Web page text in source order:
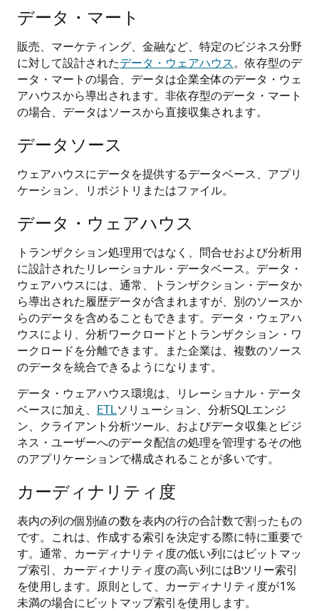
データ・マート
販売、マーケティング、金融など、特定のビジネス分野
に対して設計されたデータ・ウェアハウス。依存型のデ
ータ・マートの場合、データは企業全体のデータ・ウェ
アハウスから導出されます。非依存型のデータ・マート
の場合、データはソースから直接収集されます。
データソース
ウェアハウスにデータを提供するデータベース、アプリ
ケーション、リポジトリまたはファイル。
データ・ウェアハウス
トランザクション処理用ではなく、問合せおよび分析用
に設計されたリレーショナル・データベース。データ・
ウェアハウスには、通常、トランザクション・データか
ら導出された履歴データが含まれますが、別のソースか
らのデータを含めることもできます。データ・ウェアハ
ウスにより、分析ワークロードとトランザクション・ワ
ークロードを分離できます。また企業は、複数のソース
のデータを統合できるようになります。
データ・ウェアハウス環境は、リレーショナル・データ
ベースに加え、 ETL ソリューション、分析SQLエンジ
ン、クライアント分析ツール、およびデータ収集とビジ
ネス・ユーザーへのデータ配信の処理を管理するその他
のアプリケーションで構成されることが多いです。
カーディナリティ度
表内の列の個別値の数を表内の行の合計数で割ったもの
です。これは、作成する索引を決定する際に特に重要で
す。通常、カーディナリティ度の低い列にはビットマッ
プ索引、カーディナリティ度の高い列にはBツリー索引
を使用します。原則として、カーディナリティ度が1%
未満の場合にビットマップ索引を使用します。